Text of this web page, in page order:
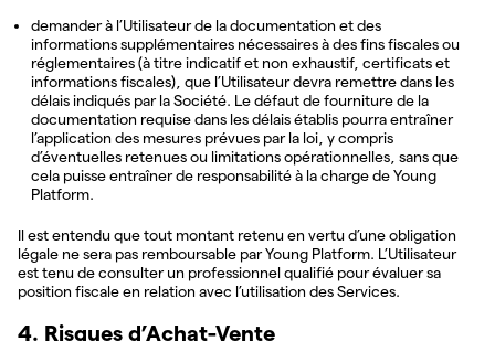
demander à l’Utilisateur de la documentation et des
informations supplémentaires nécessaires à des fins fiscales ou
réglementaires (à titre indicatif et non exhaustif, certificats et
informations fiscales), que l’Utilisateur devra remettre dans les
délais indiqués par la Société. Le défaut de fourniture de la
documentation requise dans les délais établis pourra entraîner
l’application des mesures prévues par la loi, y compris
d’éventuelles retenues ou limitations opérationnelles, sans que
cela puisse entraîner de responsabilité à la charge de Young
Platform.
Il est entendu que tout montant retenu en vertu d’une obligation
légale ne sera pas remboursable par Young Platform. L’Utilisateur
est tenu de consulter un professionnel qualifié pour évaluer sa
position fiscale en relation avec l’utilisation des Services.
4. Risques d’Achat-Vente